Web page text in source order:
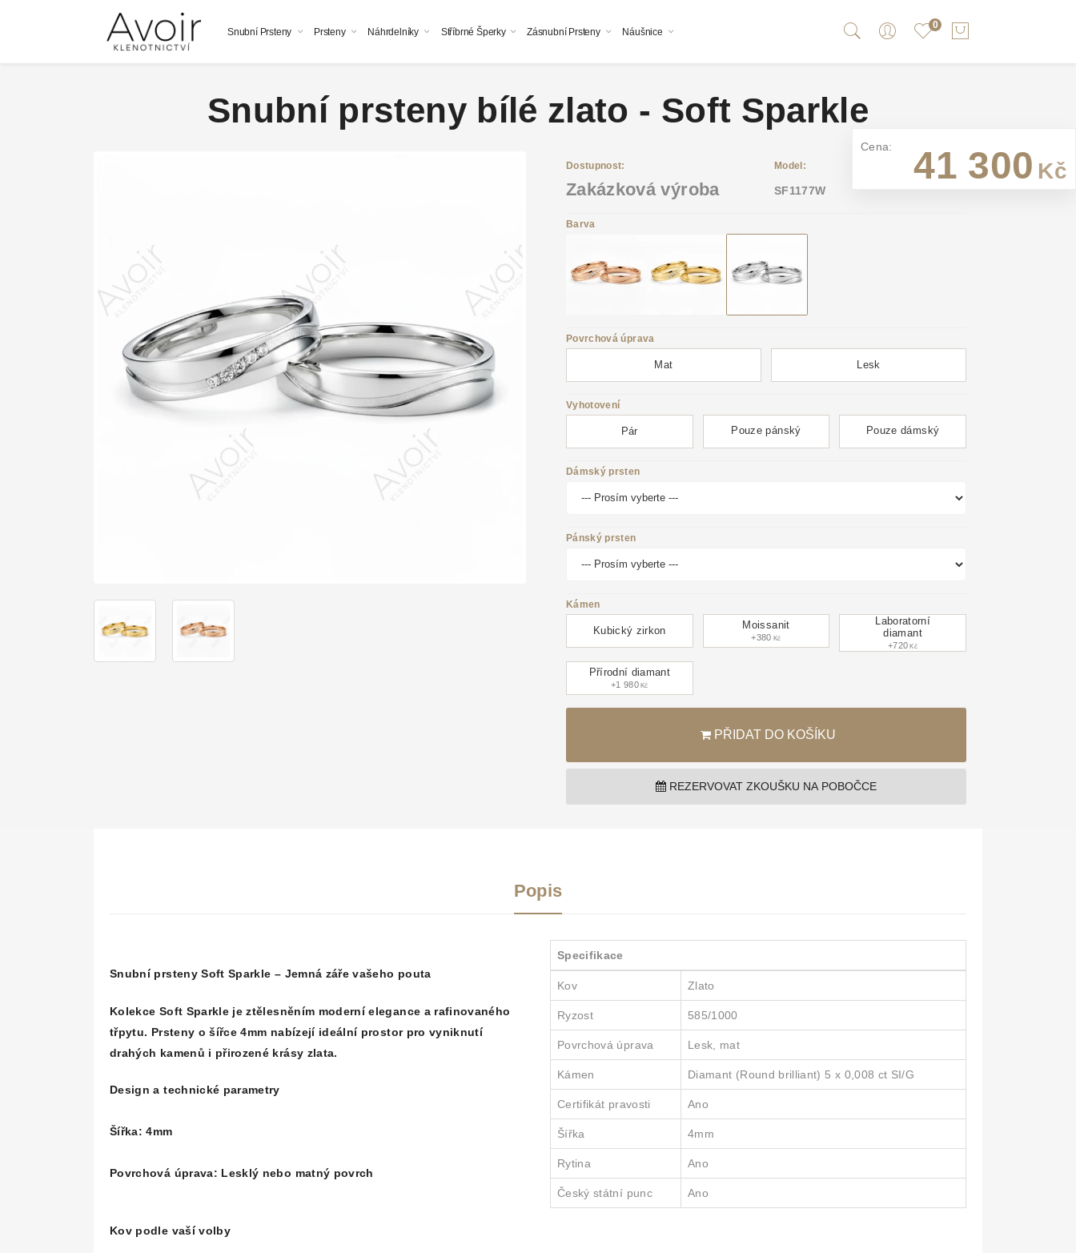
Snubní Prsteny Prsteny Náhrdelníky Stříbrné Šperky Zásnubní Prsteny Náušnice
0
Cena: 41 300 Kč
Snubní prsteny bílé zlato - Soft Sparkle
Dostupnost: Model:
Zakázková výroba SF1177W
Barva
Povrchová úprava
Mat Lesk
Vyhotovení
Pár Pouze pánský Pouze dámský
Dámský prsten
Pánský prsten
Kámen
Kubický zirkon Moissanit
+380 Kč
Laboratorní
diamant
+720 Kč
Přírodní diamant
+1 980 Kč
PŘIDAT DO KOŠÍKU
REZERVOVAT ZKOUŠKU NA POBOČCE
Popis
Snubní prsteny Soft Sparkle – Jemná záře vašeho pouta
Kolekce Soft Sparkle je ztělesněním moderní elegance a rafinovaného
třpytu. Prsteny o šířce 4mm nabízejí ideální prostor pro vyniknutí
drahých kamenů i přirozené krásy zlata.
Design a technické parametry
Šířka: 4mm
Povrchová úprava: Lesklý nebo matný povrch
Kov podle vaší volby
Specifikace
Kov Zlato
Ryzost 585/1000
Povrchová úprava Lesk, mat
Kámen Diamant (Round brilliant) 5 x 0,008 ct SI/G
Certifikát pravosti Ano
Šířka 4mm
Rytina Ano
Český státní punc Ano